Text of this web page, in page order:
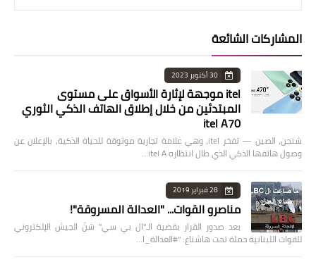
المشاركات الشائعة
30 أكتوبر 2023
itel موجهة لإثارة الأسواق على مستوى
المبتدئين من خلال إطلاق الهاتف الذكي الثوري
itel A70
شنجن، الصين — تفخر itel، وهي علامة تجارية موثوقة للحياة الذكية، بالإعلان عن
وصول هاتفها الذكي الذي طال انتظاره itel A…
28 فبراير 2019
مناصرو القوات... "العدالة المسروقة"!
بعد صدور القرار بقضية الـ"ال بي سي" شنّ الجيش الإلكتروني
للقوات اللبنانية حملة تحت هاشتاغ: "#العدالة_ا…